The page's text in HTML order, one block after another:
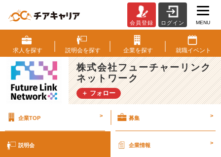
式
会
社
フ
ュ
ー
チ
リ
会員登録 ログイン MENU
求人を探す 説明会を探す 企業を探す 就職イベント
株式会社フューチャーリンク
ネットワーク
＋ フォロー
企業TOP > 募集 >
説明会 企業情報 >